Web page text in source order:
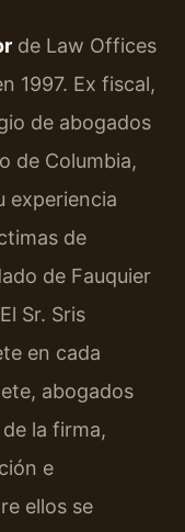
de Law Offices
1997. Ex fiscal,
de abogados
de Columbia,
experiencia
de
de Fauquier
Sr. Sris
en cada
abogados
la firma,
e
ellos se